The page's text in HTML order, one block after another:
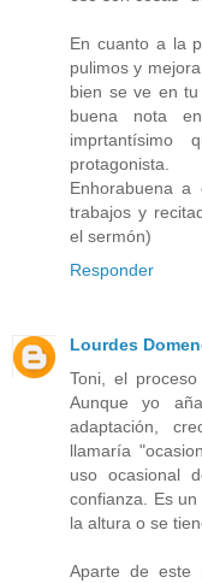
En cuanto a la
pulimos y
bien se ve en
buena nota
protagonista.
Enhorabuena
trabajos y
el sermón)
Responder
Lourdes
Toni, el
Aunque yo
adaptación,
llamaría
uso ocasional
confianza. Es
la altura o se
Aparte de este